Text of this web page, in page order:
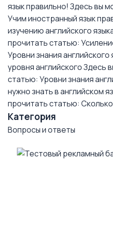
язык правильно! Здесь вы
Учим иностранный язык
изучению английского
прочитать статью:
Уровни знания
уровня английскогоЗдесь
статью: Уровни знания
нужно знать в английском
прочитать статью:
Категория
Вопросы и ответы